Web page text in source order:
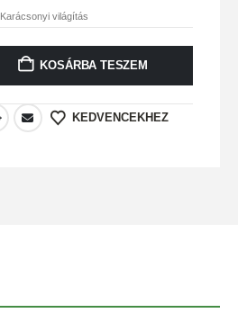
Karácsonyi világítás
KOSÁRBA TESZEM
KEDVENCEKHEZ